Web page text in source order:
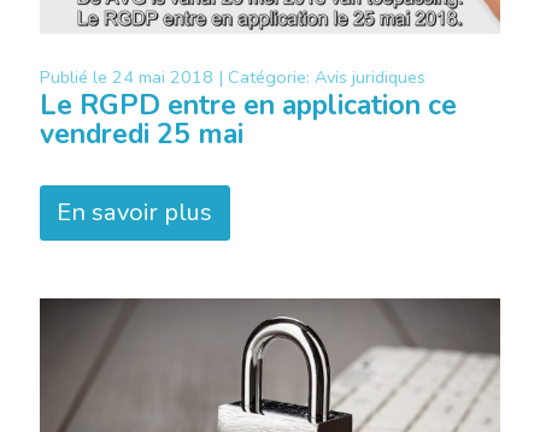
Publié le 24 mai 2018 | Catégorie: Avis juridiques
Le RGPD entre en application ce
vendredi 25 mai
En savoir plus